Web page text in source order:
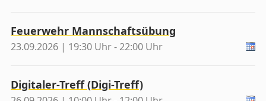
Feuerwehr Mannschaftsübung
23.09.2026 | 19:30 Uhr - 22:00 Uhr
Digitaler-Treff (Digi-Treff)